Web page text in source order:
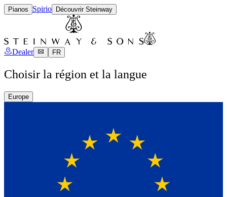
Pianos Spirio Découvrir Steinway
Dealer FR
Choisir la région et la langue
Europe